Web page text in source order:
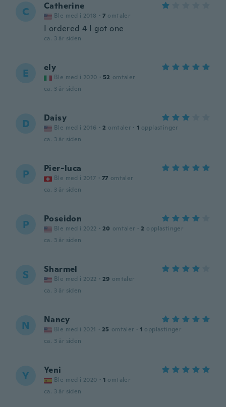
C Catherine
Ble med i 2018 · 7 omtaler
I ordered 4 I got one
ca. 3 år siden
E ely
Ble med i 2020 · 52 omtaler
ca. 3 år siden
D Daisy
Ble med i 2016 · 2 omtaler · 1 opplastinger
ca. 3 år siden
P Pier-luca
Ble med i 2017 · 77 omtaler
ca. 3 år siden
P Poseidon
Ble med i 2022 · 20 omtaler · 2 opplastinger
ca. 3 år siden
S Sharmel
Ble med i 2022 · 29 omtaler
ca. 3 år siden
N Nancy
Ble med i 2021 · 25 omtaler · 1 opplastinger
ca. 3 år siden
Y Yeni
Ble med i 2020 · 1 omtaler
ca. 3 år siden